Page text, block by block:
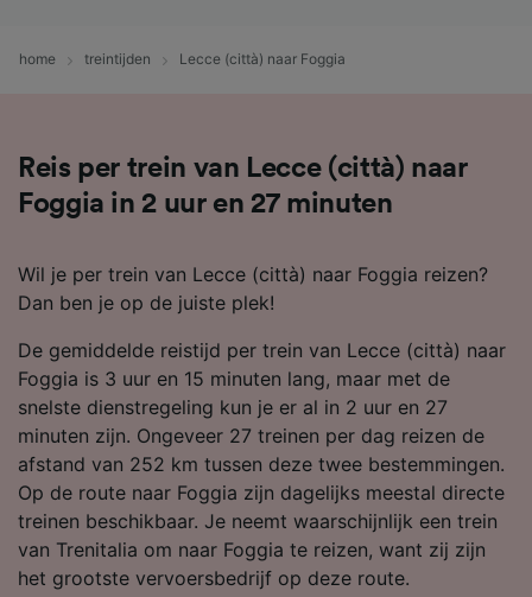
home treintijden Lecce (città) naar Foggia
Reis per trein van Lecce (città) naar
Foggia in 2 uur en 27 minuten
Wil je per trein van Lecce (città) naar Foggia reizen?
Dan ben je op de juiste plek!
De gemiddelde reistijd per trein van Lecce (città) naar
Foggia is 3 uur en 15 minuten lang, maar met de
snelste dienstregeling kun je er al in 2 uur en 27
minuten zijn. Ongeveer 27 treinen per dag reizen de
afstand van 252 km tussen deze twee bestemmingen.
Op de route naar Foggia zijn dagelijks meestal directe
treinen beschikbaar. Je neemt waarschijnlijk een trein
van Trenitalia om naar Foggia te reizen, want zij zijn
het grootste vervoersbedrijf op deze route.